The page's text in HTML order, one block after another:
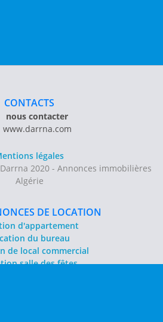
CONTACTS
nous contacter
légales
2020 - Annonces immobilières
Algérie
DE LOCATION
d'appartement
du bureau
de local commercial
salle des fêtes